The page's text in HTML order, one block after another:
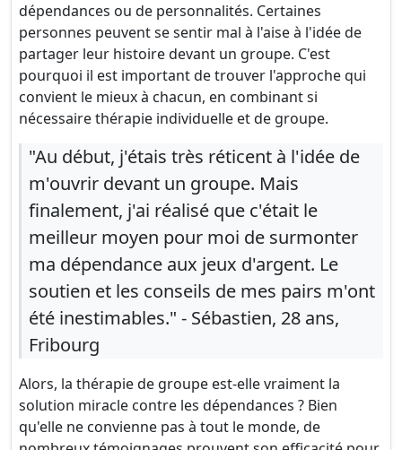
dépendances ou de personnalités. Certaines
personnes peuvent se sentir mal à l'aise à l'idée de
partager leur histoire devant un groupe. C'est
pourquoi il est important de trouver l'approche qui
convient le mieux à chacun, en combinant si
nécessaire thérapie individuelle et de groupe.
"Au début, j'étais très réticent à l'idée de
m'ouvrir devant un groupe. Mais
finalement, j'ai réalisé que c'était le
meilleur moyen pour moi de surmonter
ma dépendance aux jeux d'argent. Le
soutien et les conseils de mes pairs m'ont
été inestimables." - Sébastien, 28 ans,
Fribourg
Alors, la thérapie de groupe est-elle vraiment la
solution miracle contre les dépendances ? Bien
qu'elle ne convienne pas à tout le monde, de